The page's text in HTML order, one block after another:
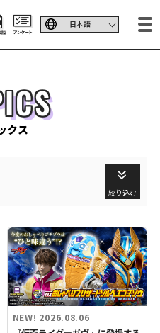
クス
絞り込む
NEW! 2026.08.06